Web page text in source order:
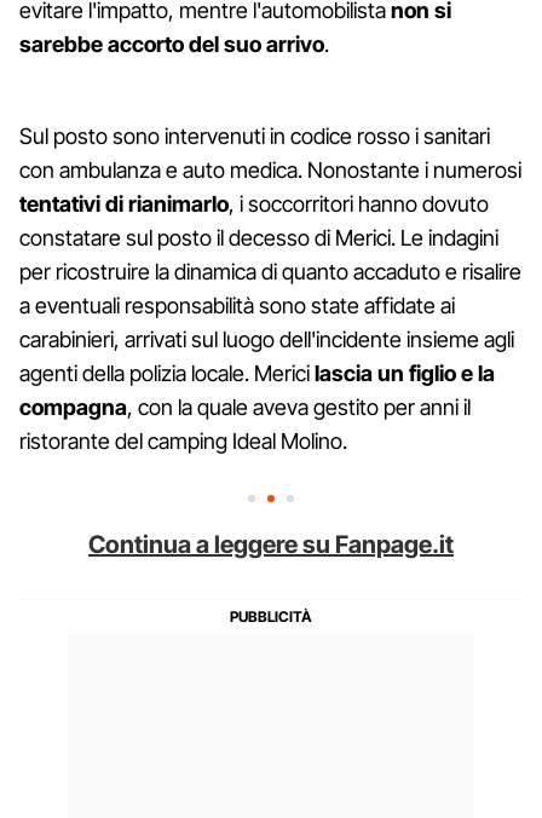
evitare l'impatto, mentre l'automobilistanon si
sarebbe accorto del suo arrivo.
Sul posto sono intervenuti in codice rosso i sanitari
con ambulanza e auto medica. Nonostante i numerosi
tentativi di rianimarlo, i soccorritori hanno dovuto
constatare sul posto il decesso di Merici. Le indagini
per ricostruire la dinamica di quanto accaduto e risalire
a eventuali responsabilità sono state affidate ai
carabinieri, arrivati sul luogo dell'incidente insieme agli
agenti della polizia locale. Mericilascia un figlio e la
compagna, con la quale aveva gestito per anni il
ristorante del camping Ideal Molino.
Continua a leggere su Fanpage.it